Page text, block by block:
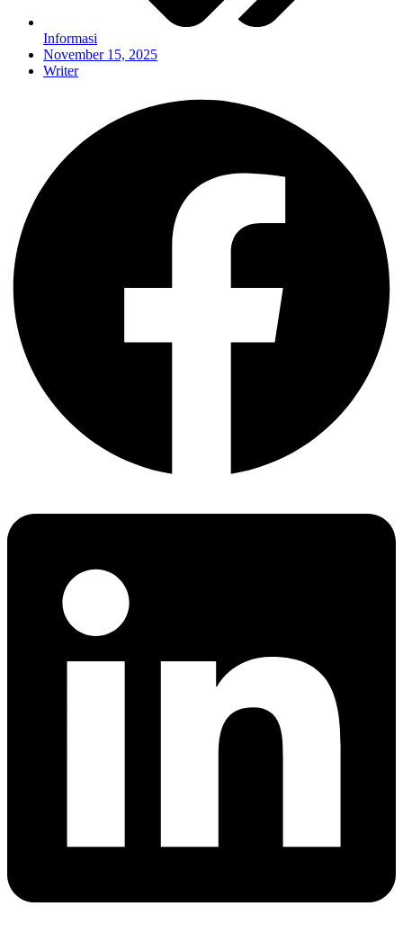
Informasi
November 15, 2025
Writer